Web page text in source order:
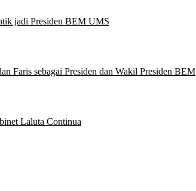
jadi Presiden BEM UMS
Faris sebagai Presiden dan Wakil Presiden BEM
Laluta Continua